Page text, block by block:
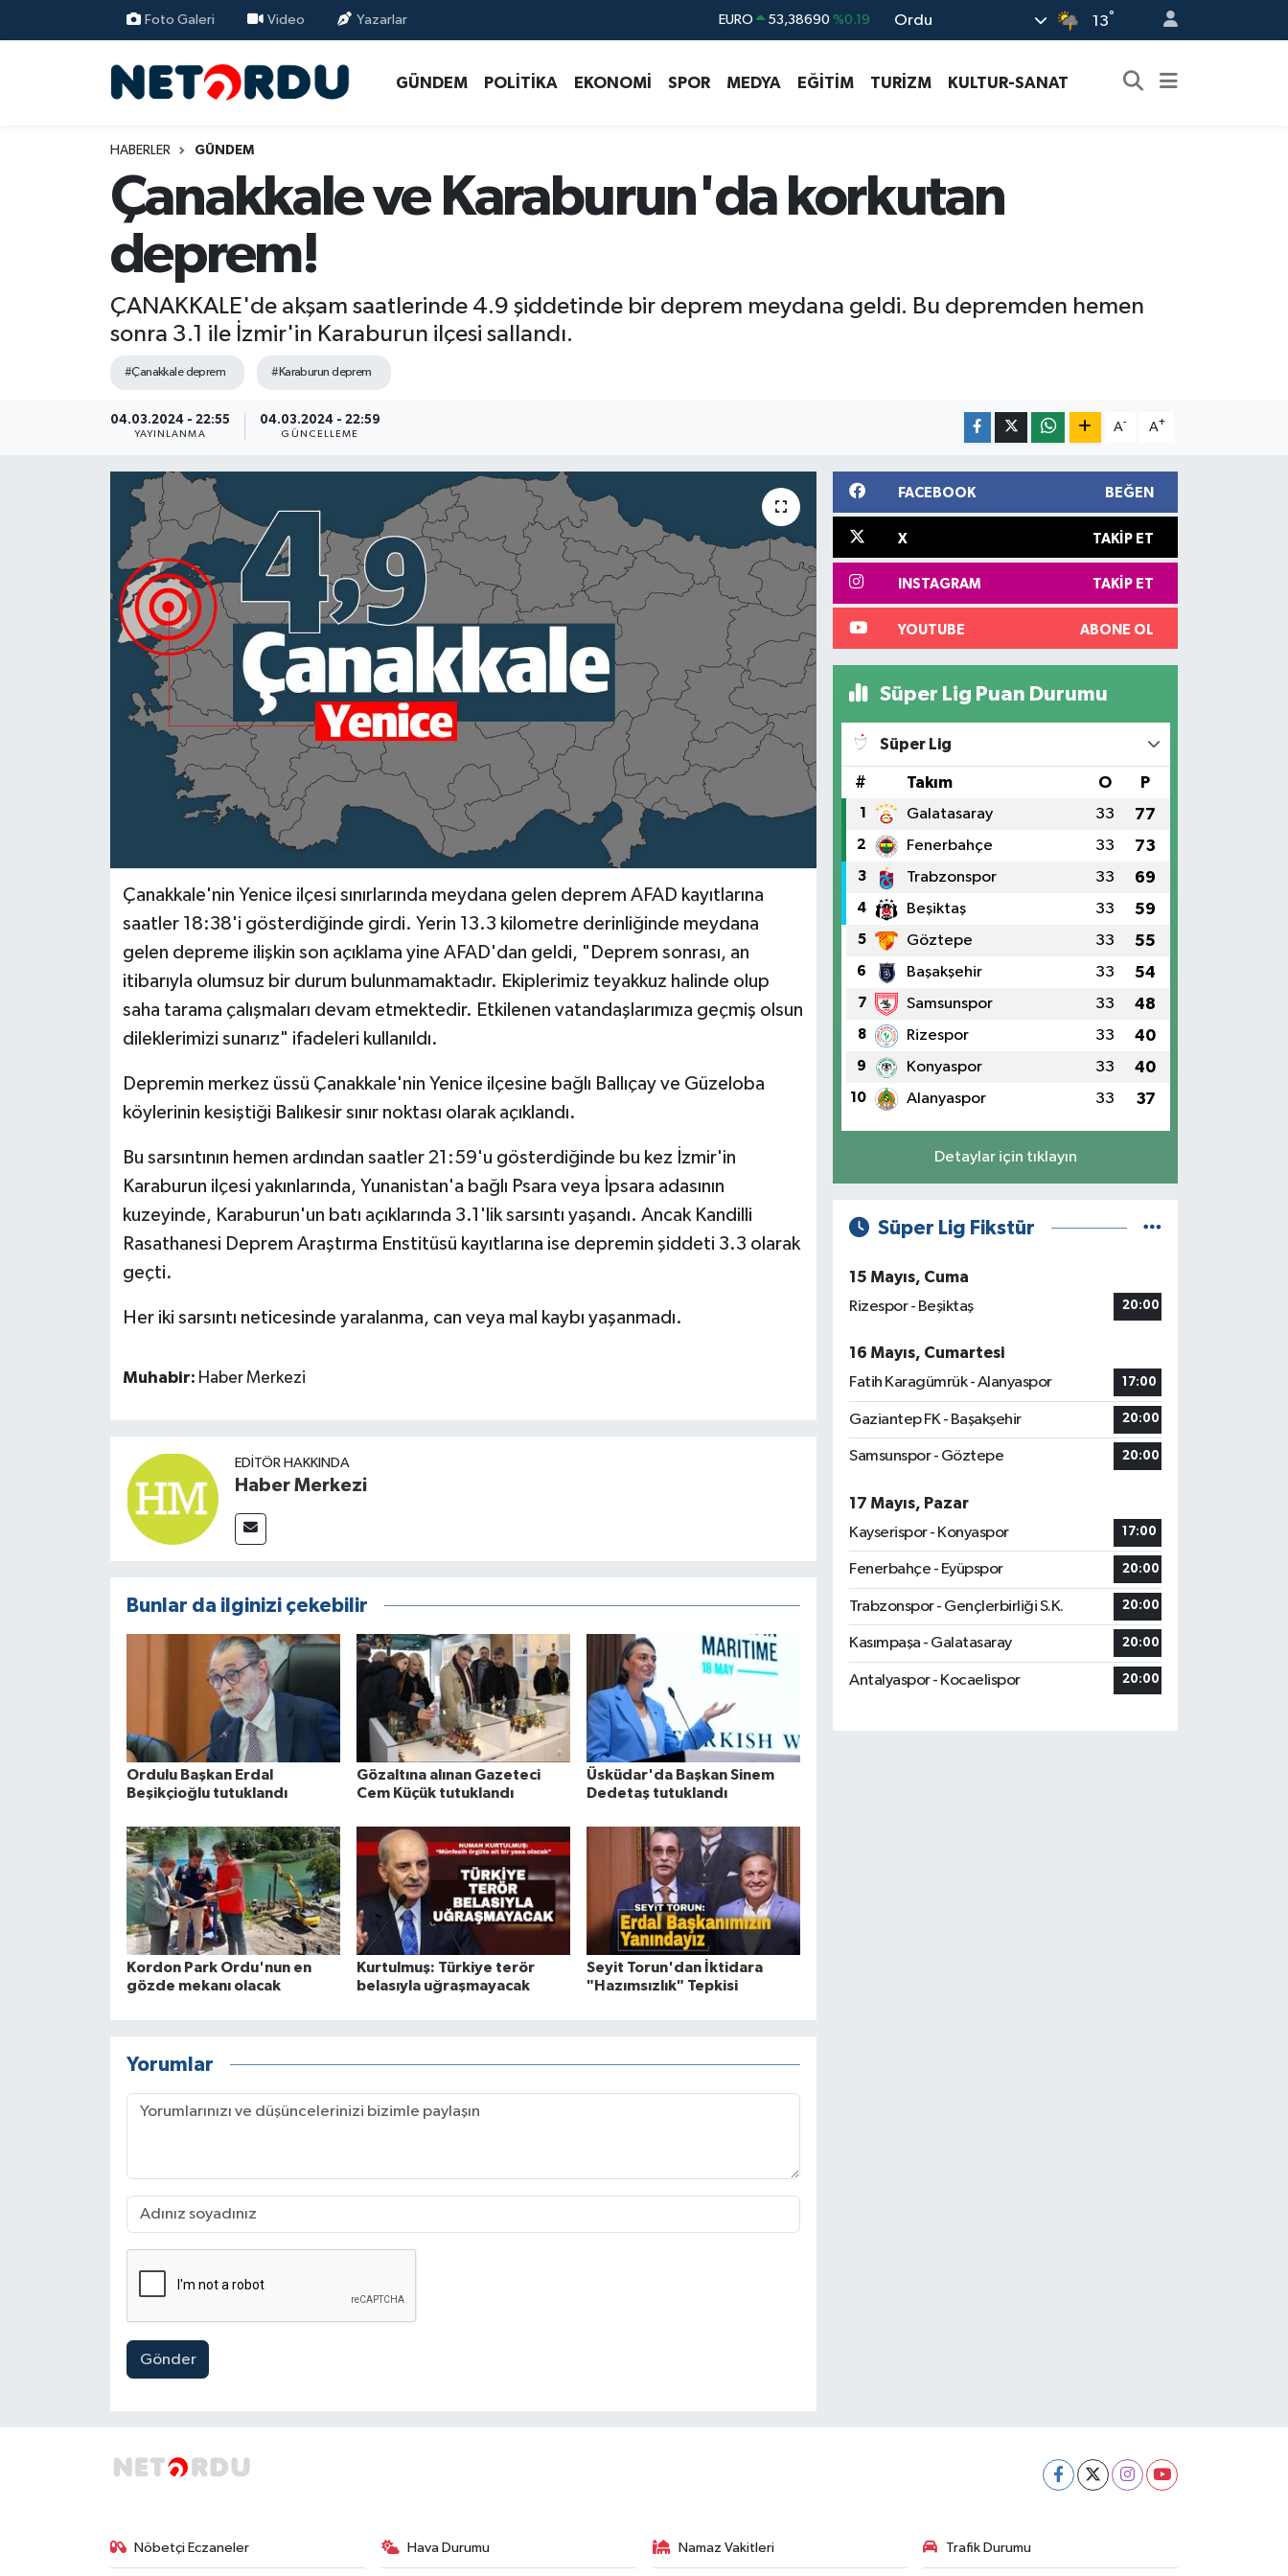
Foto Galeri Video Yazarlar EURO 53,38690 %0.19
G.ALTIN 6862,09000 %0.19
DOLAR 45,43620 %0.02
Ordu 13°
GÜNDEM POLİTİKA EKONOMİ SPOR MEDYA EĞİTİM TURİZM KULTUR-SANAT
HABERLER GÜNDEM
Çanakkale ve Karaburun'da korkutan
deprem!
ÇANAKKALE'de akşam saatlerinde 4.9 şiddetinde bir deprem meydana geldi. Bu depremden hemen
sonra 3.1 ile İzmir'in Karaburun ilçesi sallandı.
#Çanakkale deprem #Karaburun deprem
04.03.2024 - 22:55
YAYINLANMA
04.03.2024 - 22:59
GÜNCELLEME
A- A+
Çanakkale'nin Yenice ilçesi sınırlarında meydana gelen deprem AFAD kayıtlarına
saatler 18:38'i gösterdiğinde girdi. Yerin 13.3 kilometre derinliğinde meydana
gelen depreme ilişkin son açıklama yine AFAD'dan geldi, "Deprem sonrası, an
itibarıyla olumsuz bir durum bulunmamaktadır. Ekiplerimiz teyakkuz halinde olup
saha tarama çalışmaları devam etmektedir. Etkilenen vatandaşlarımıza geçmiş olsun
dileklerimizi sunarız" ifadeleri kullanıldı.
Depremin merkez üssü Çanakkale'nin Yenice ilçesine bağlı Ballıçay ve Güzeloba
köylerinin kesiştiği Balıkesir sınır noktası olarak açıklandı.
Bu sarsıntının hemen ardından saatler 21:59'u gösterdiğinde bu kez İzmir'in
Karaburun ilçesi yakınlarında, Yunanistan'a bağlı Psara veya İpsara adasının
kuzeyinde, Karaburun'un batı açıklarında 3.1'lik sarsıntı yaşandı. Ancak Kandilli
Rasathanesi Deprem Araştırma Enstitüsü kayıtlarına ise depremin şiddeti 3.3 olarak
geçti.
Her iki sarsıntı neticesinde yaralanma, can veya mal kaybı yaşanmadı.
Muhabir: Haber Merkezi
EDITÖR HAKKINDA
Haber Merkezi
Bunlar da ilginizi çekebilir
Ordulu Başkan Erdal
Beşikçioğlu tutuklandı
Gözaltına alınan Gazeteci
Cem Küçük tutuklandı
Üsküdar'da Başkan Sinem
Dedetaş tutuklandı
Kordon Park Ordu'nun en
gözde mekanı olacak
Kurtulmuş: Türkiye terör
belasıyla uğraşmayacak
Seyit Torun'dan İktidara
"Hazımsızlık" Tepkisi
Yorumlar
Gönder
FACEBOOK BEĞEN
X TAKIP ET
INSTAGRAM TAKIP ET
YOUTUBE ABONE OL
Süper Lig Puan Durumu
Süper Lig
# Takım O P
1 Galatasaray 33 77
2 Fenerbahçe 33 73
3 Trabzonspor 33 69
4 Beşiktaş 33 59
5 Göztepe 33 55
6 Başakşehir 33 54
7 Samsunspor 33 48
8 Rizespor 33 40
9 Konyaspor 33 40
10 Alanyaspor 33 37
Detaylar için tıklayın
Süper Lig Fikstür
15 Mayıs, Cuma
Rizespor - Beşiktaş
20:00
16 Mayıs, Cumartesi
Fatih Karagümrük - Alanyaspor
17:00
Gaziantep FK - Başakşehir 20:00
Samsunspor - Göztepe 20:00
17 Mayıs, Pazar
Kayserispor - Konyaspor
17:00
Fenerbahçe - Eyüpspor 20:00
Trabzonspor - Gençlerbirliği S.K. 20:00
Kasımpaşa - Galatasaray 20:00
Antalyaspor - Kocaelispor 20:00
Nöbetçi Eczaneler Hava Durumu Namaz Vakitleri Trafik Durumu
BİLİM-TEKNİK
EKONOMİ
KULTUR-SANAT
MAGAZİN
ÖZEL HABER
VİDEO HABER
Nöbetçi Eczaneler
Trafik Durumu
Süper Lig Puan Durumu ve Fikstür
Tüm Manşetler
Son Dakika Haberleri
Haber Arşivi